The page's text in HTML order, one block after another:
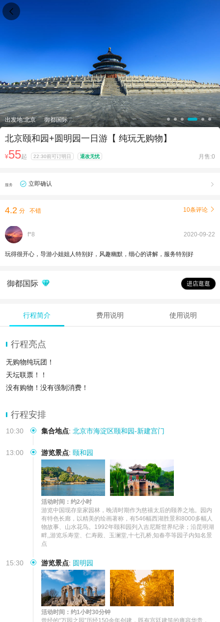
出发地:北京 御都国际
北京颐和园+圆明园一日游【 纯玩无购物】
¥55起 22:30前可订明日 退改无忧 月售:0
服务 立即确认 
4.2 分 不错 10条评论 
f*8 2020-09-22
玩得很开心，导游小姐姐人特别好，风趣幽默，细心的讲解，服务特别好
御都国际 进店逛逛
行程简介 费用说明 使用说明
行程亮点
无购物纯玩团！
天坛联票！！
没有购物！没有强制消费！
行程安排
10:30 集合地点: 北京市海淀区颐和园-新建宫门
13:00 游览景点: 颐和园
活动时间：约2小时
游览中国现存皇家园林，晚清时期作为慈禧太后的颐养之地。园内
有特色长廊，以精美的绘画著称，有546幅西湖胜景和8000多幅人
物故事、山水花鸟。1992年颐和园列入吉尼斯世界纪录；沿昆明湖
畔,,游览乐寿堂、仁寿殿、玉澜堂,十七孔桥,知春亭等园子内知名景
点
15:30 游览景点: 圆明园
活动时间：约1小时30分钟
曾经的“万园之园”历经150余年创建，既有宫廷建筑的雍容华贵，
